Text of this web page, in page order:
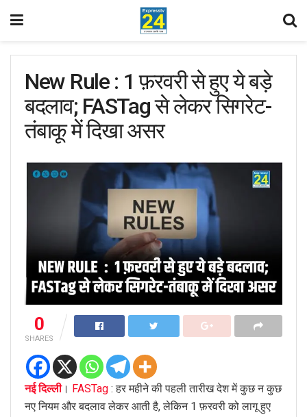
New Rule : 1 फ़रवरी से हुए ये बड़े
बदलाव; FASTag से लेकर सिगरेट-
तंबाकू में दिखा असर
0
SHARES
नई दिल्ली। FASTag : हर महीने की पहली तारीख देश में कुछ न कुछ
नए नियम और बदलाव लेकर आती है, लेकिन 1 फ़रवरी को लागू हुए